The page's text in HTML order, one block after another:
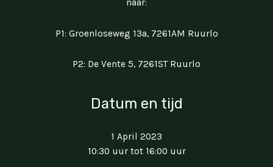
naar:
P1: Groenloseweg 13a, 7261AM Ruurlo
P2: De Vente 5, 7261ST Ruurlo
Datum en tijd
1 April 2023
10:30 uur tot 16:00 uur